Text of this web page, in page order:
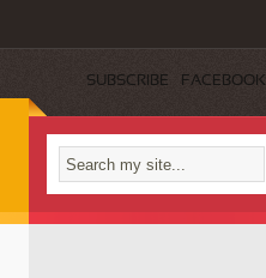
SUBSCRIBE FACEBOOK